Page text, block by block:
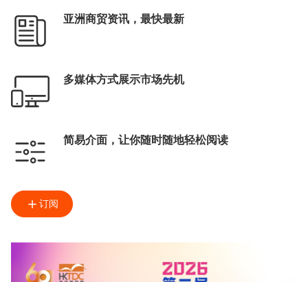
亚洲商贸资讯，最快最新
多媒体方式展示市场先机
简易介面，让你随时随地轻松阅读
订阅